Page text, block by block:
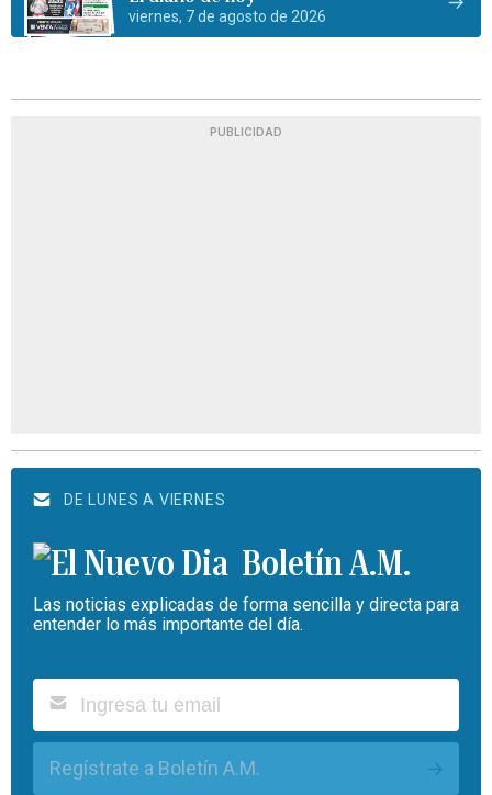
viernes, 7 de agosto de 2026
PUBLICIDAD
DE LUNES A VIERNES
Boletín A.M.
Las noticias explicadas de forma sencilla y directa para
entender lo más importante del día.
Regístrate a Boletín A.M.